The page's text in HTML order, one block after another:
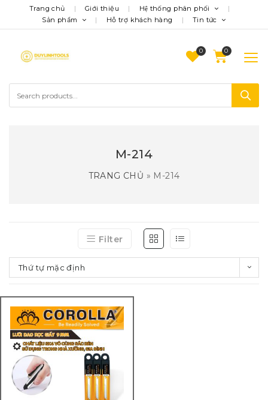
Trang chủ Giới thiệu
Hệ thống phân phối
Sản phẩm
Hỗ trợ khách hàng Tin tức
0
M-214
TRANG CHỦ » M-214
Filter
Thứ tự mặc định